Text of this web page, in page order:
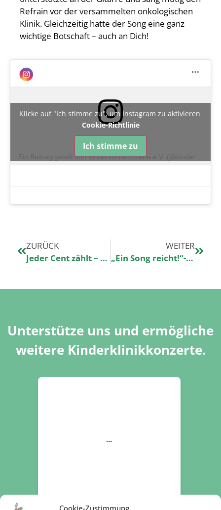
Cookie-Zustimmung
Refrain vor der versammelten onkologischen
Klinik. Gleichzeitig hatte der Song eine ganz
wichtige Botschaft – auch an Dich!
Klicke auf "Ich stimme zu", um Instagram zu aktivieren
Cookie-Richtlinie
Ich stimme zu
ZURÜCK
Jeder Cent zählt – Einkaufen und Gutes tun
WEITER
„Ein Song reicht!“-Nicoles Empfehlung am 8.4.
Unterstütze uns und ermögliche
weitere Kinderklinikkonzerte.